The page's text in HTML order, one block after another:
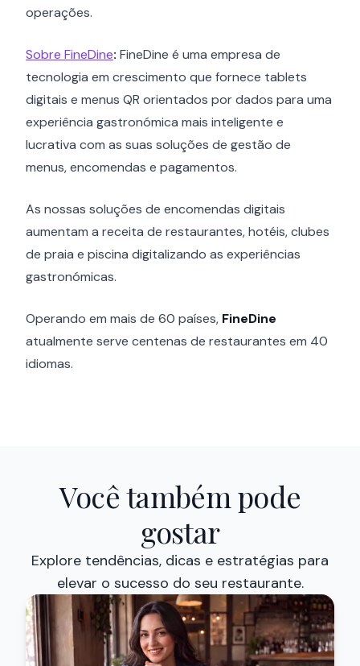
operações.
Sobre FineDine: FineDine é uma empresa de
tecnologia em crescimento que fornece tablets
digitais e menus QR orientados por dados para uma
experiência gastronómica mais inteligente e
lucrativa com as suas soluções de gestão de
menus, encomendas e pagamentos.
As nossas soluções de encomendas digitais
aumentam a receita de restaurantes, hotéis, clubes
de praia e piscina digitalizando as experiências
gastronómicas.
Operando em mais de 60 países, FineDine
atualmente serve centenas de restaurantes em 40
idiomas.
Você também pode
gostar
Explore tendências, dicas e estratégias para
elevar o sucesso do seu restaurante.